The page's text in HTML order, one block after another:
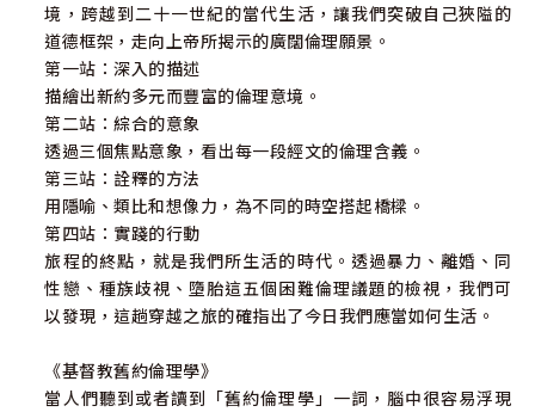
境，跨越到二十一世紀的當代生活，讓我們突破自己狹隘的
道德框架，走向上帝所揭示的廣闊倫理願景。
第一站：深入的描述
描繪出新約多元而豐富的倫理意境。
第二站：綜合的意象
透過三個焦點意象，看出每一段經文的倫理含義。
第三站：詮釋的方法
用隱喻、類比和想像力，為不同的時空搭起橋樑。
第四站：實踐的行動
旅程的終點，就是我們所生活的時代。透過暴力、離婚、同
性戀、種族歧視、墮胎這五個困難倫理議題的檢視，我們可
以發現，這趟穿越之旅的確指出了今日我們應當如何生活。
《基督教舊約倫理學》
當人們聽到或者讀到「舊約倫理學」一詞，腦中很容易浮現